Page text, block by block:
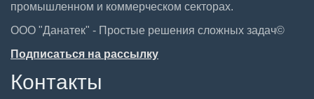
промышленном и коммерческом секторах.
ООО "Данатек" - Простые решения сложных задач©
Подписаться на рассылку
Контакты